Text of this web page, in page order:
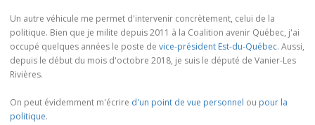
Un autre véhicule me permet d'intervenir concrètement, celui de la
politique. Bien que je milite depuis 2011 à la Coalition avenir Québec, j'ai
occupé quelques années le poste de vice-président Est-du-Québec. Aussi,
depuis le début du mois d'octobre 2018, je suis le député de Vanier-Les
Rivières.
On peut évidemment m'écrire d'un point de vue personnel ou pour la
politique.